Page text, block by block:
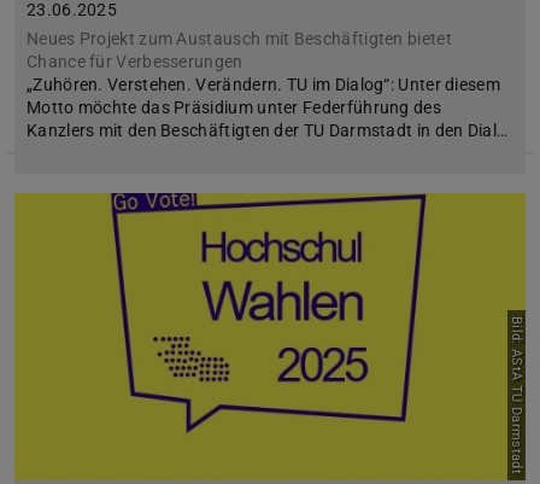
23.06.2025
Neues Projekt zum Austausch mit Beschäftigten bietet
Chance für Verbesserungen
„Zuhören. Verstehen. Verändern. TU im Dialog“: Unter diesem
Motto möchte das Präsidium unter Federführung des
Kanzlers mit den Beschäftigten der TU Darmstadt in den Dial…
Bild: AStA TU Darmstadt